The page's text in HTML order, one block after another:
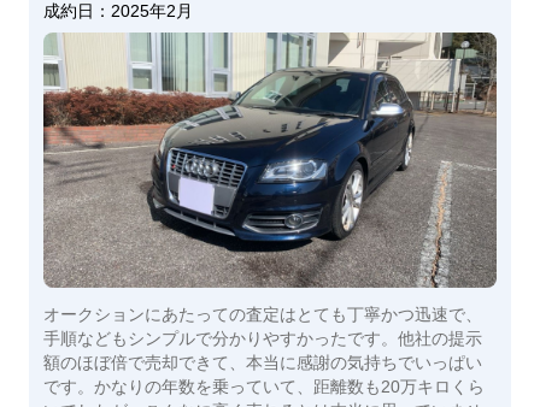
成約日： 2025年2月
オークションにあたっての査定はとても丁寧かつ迅速で、
手順などもシンプルで分かりやすかったです。他社の提示
額のほぼ倍で売却できて、本当に感謝の気持ちでいっぱい
です。かなりの年数を乗っていて、距離数も20万キロくら